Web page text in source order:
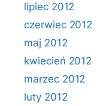
lipiec 2012
czerwiec 2012
maj 2012
kwiecień 2012
marzec 2012
luty 2012